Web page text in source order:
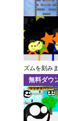
ズムを刻み
無料ダウ